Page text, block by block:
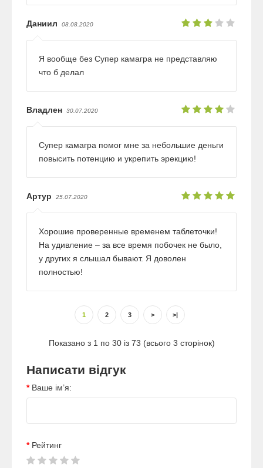
Даниил 08.08.2020
Я вообще без Супер камагра не представляю
что б делал
Владлен 30.07.2020
Супер камагра помог мне за небольшие деньги
повысить потенцию и укрепить эрекцию!
Артур 25.07.2020
Хорошие проверенные временем таблеточки!
На удивление – за все время побочек не было,
у других я слышал бывают. Я доволен
полностью!
1 2 3 > >|
Показано з 1 по 30 із 73 (всього 3 сторінок)
Написати відгук
Ваше ім’я:
Рейтинг